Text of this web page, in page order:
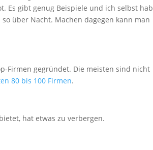
Es gibt genug Beispiele und ich selbst
über Nacht. Machen dagegen kann man
Firmen gegründet. Die meisten sind nicht
80 bis 100 Firmen.
hat etwas zu verbergen.